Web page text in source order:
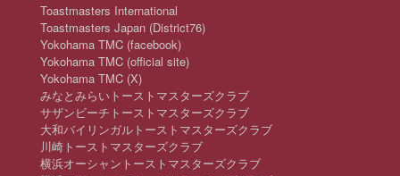
Toastmasters International
Toastmasters Japan (District76)
Yokohama TMC (facebook)
Yokohama TMC (official site)
Yokohama TMC (X)
みなとみらいトーストマスターズクラブ
サザンビーチトーストマスターズクラブ
大和バイリンガルトーストマスターズクラブ
川崎トーストマスターズクラブ
横浜オーシャントーストマスターズクラブ